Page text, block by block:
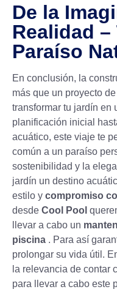
De la
Realidad
Paraíso
En conclusión, la
más que un proyecto
transformar tu jardín en
planificación inicial
acuático, este viaje te
común a un paraíso
sostenibilidad y la
jardín un destino
estilo y compromiso
desde Cool Pool
llevar a cabo un
piscina . Para así
prolongar su vida útil.
la relevancia de contar
para llevar a cabo este